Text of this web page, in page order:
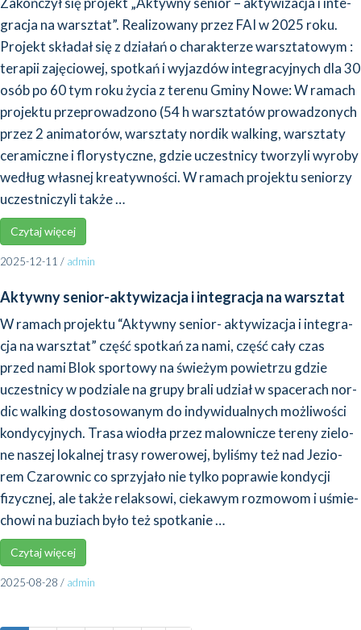
gra­cja na warsz­tat”. Reali­zo­wa­ny przez FAI w 2025 roku.
Pro­jekt skła­dał się z dzia­łań o cha­rak­te­rze warsz­ta­to­wym :
tera­pii zaję­cio­wej, spo­tkań i wyjaz­dów inte­gra­cyj­nych dla 30
osób po 60 tym roku życia z tere­nu Gmi­ny Nowe: W ramach
pro­jek­tu prze­pro­wa­dzo­no (54 h warsz­ta­tów pro­wa­dzo­nych
przez 2 ani­ma­to­rów, warsz­ta­ty nor­dik wal­king, warsz­ta­ty
cera­micz­ne i flo­ry­stycz­ne, gdzie uczest­ni­cy two­rzy­li wyro­by
według wła­snej kre­atyw­no­ści. W ramach pro­jek­tu senio­rzy
uczest­ni­czy­li tak­że …
Czy­taj wię­cej
2025-12-11 / admin
Aktywny senior-aktywizacja i integracja na warsztat
W ramach pro­jek­tu “Aktyw­ny senior- akty­wi­za­cja i inte­gra­
cja na warsz­tat” część spo­tkań za nami, część cały czas
przed nami Blok spor­to­wy na świe­żym powie­trzu gdzie
uczest­ni­cy w podzia­le na gru­py bra­li udział w spa­ce­rach nor­
dic wal­king dosto­so­wa­nym do indy­wi­du­al­nych moż­li­wo­ści
kon­dy­cyj­nych. Tra­sa wio­dła przez malow­ni­cze tere­ny zie­lo­
ne naszej lokal­nej tra­sy rowe­ro­wej, byli­śmy też nad Jezio­
rem Cza­row­nic co sprzy­ja­ło nie tyl­ko popra­wie kon­dy­cji
fizycz­nej, ale tak­że relak­so­wi, cie­ka­wym roz­mo­wom i uśmie­
cho­wi na buziach było też spo­tka­nie …
Czy­taj wię­cej
2025-08-28 / admin